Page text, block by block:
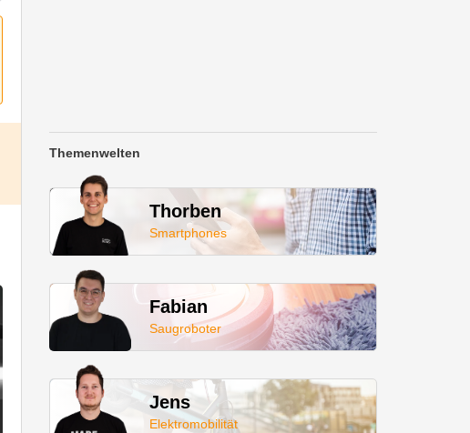
Themenwelten
Thorben
Smartphones
Fabian
Saugroboter
Jens
Elektromobilität